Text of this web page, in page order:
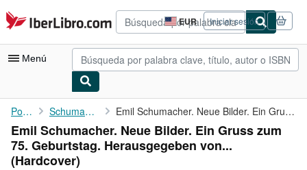
Pasar al contenido principal
IberLibro.com EUR
Preferencias
de
compra
del
Iniciar sesión
Menú
Mi cuenta
Consultar mis pedidos
Búsqueda avanzada
Portada Schumacher, Emil Emil Schumacher. Neue Bilder. Ein Gruss zum 75. Geburtstag. ...
Emil Schumacher. Neue Bilder. Ein Gruss zum
75. Geburtstag. Herausgegeben von...
(Hardcover)